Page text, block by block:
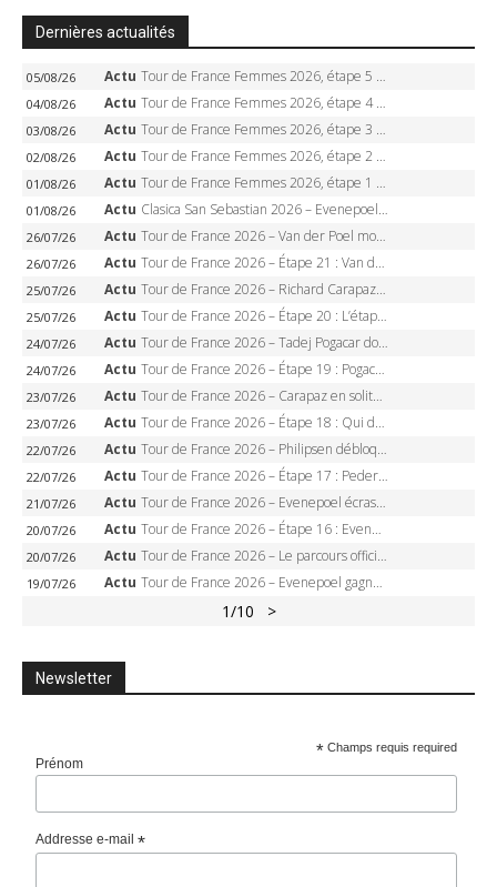
Dernières actualités
05/08/26 Actu Tour de France Femmes 2026, étape 5 – Demi Vollering gagne à Belleville, Reusser en jaune, Ferrand-Prévot coule
04/08/26 Actu Tour de France Femmes 2026, étape 4 – Marlen Reusser écrase le chrono, Ferrand-Prévot en crise
03/08/26 Actu Tour de France Femmes 2026, étape 3 – Sigrid Haugset en solitaire, 88 km d’échappée, maillot jaune
02/08/26 Actu Tour de France Femmes 2026, étape 2 – Lorena Wiebes doublé à Genève, Markus héroïque, 7e record
01/08/26 Actu Tour de France Femmes 2026, étape 1 – Lorena Wiebes intouchable à Lausanne, premier maillot jaune
01/08/26 Actu Clasica San Sebastian 2026 – Evenepoel recordman, 4e victoire, Carapaz battu au sprint
26/07/26 Actu Tour de France 2026 – Van der Poel monumental à Paris, Pogacar égale le record des cinq sacres
26/07/26 Actu Tour de France 2026 – Étape 21 : Van der Poel, Pogacar, qui succédera à Wout van Aert sur les Champs-Elysées ?
25/07/26 Actu Tour de France 2026 – Richard Carapaz roi des Alpes, doublé et maillot à pois, Seixas perd le podium
25/07/26 Actu Tour de France 2026 – Étape 20 : L’étape reine, Galibier, Sarenne, Alpe d’Huez, qui succédera à Pogacar ?
24/07/26 Actu Tour de France 2026 – Tadej Pogacar dompte l’Alpe d’Huez, 5e victoire, record de Pantani pulvérisé
24/07/26 Actu Tour de France 2026 – Étape 19 : Pogacar peut-il enfin dompter l’Alpe d’Huez ?
23/07/26 Actu Tour de France 2026 – Carapaz en solitaire à Orcières-Merlette, Paret-Peintre à un point du maillot à pois
23/07/26 Actu Tour de France 2026 – Étape 18 : Qui domptera Orcières-Merlette, première marche vers l’Alpe d’Huez ?
22/07/26 Actu Tour de France 2026 – Philipsen débloque son compteur à Voiron, Pedersen en danger pour le maillot vert
22/07/26 Actu Tour de France 2026 – Étape 17 : Pedersen peut-il verrouiller le maillot vert à Voiron ?
21/07/26 Actu Tour de France 2026 – Evenepoel écrase le chrono d’Évian, Seixas 4e, Lipowitz abandonne
20/07/26 Actu Tour de France 2026 – Étape 16 : Evenepoel, Pogacar, Ganna… qui domptera le chrono d’Évian pour redessiner le podium ?
20/07/26 Actu Tour de France 2026 – Le parcours officiel complet : 21 étapes, profils, carte et dates
19/07/26 Actu Tour de France 2026 – Evenepoel gagne à Solaison, Vingegaard abandonne, Pogacar toujours en jaune
1/10 >
Newsletter
* Champs requis required
Prénom
Addresse e-mail*